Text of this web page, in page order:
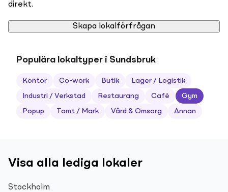
direkt.
Skapa lokalförfrågan
Populära lokaltyper i Sundsbruk
Kontor Co-work Butik Lager / Logistik
Industri / Verkstad Restaurang Café Gym
Popup Tomt / Mark Vård & Omsorg Annan
Visa alla lediga lokaler
Stockholm